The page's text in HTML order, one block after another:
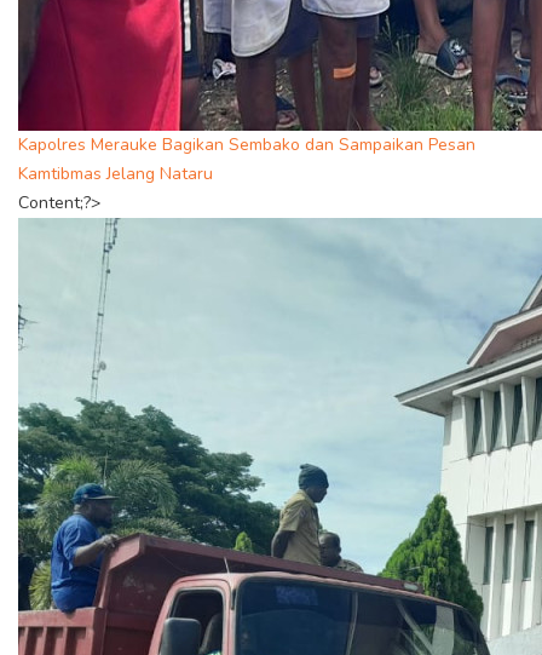
Kapolres Merauke Bagikan Sembako dan Sampaikan Pesan
Kamtibmas Jelang Nataru
Content;?>